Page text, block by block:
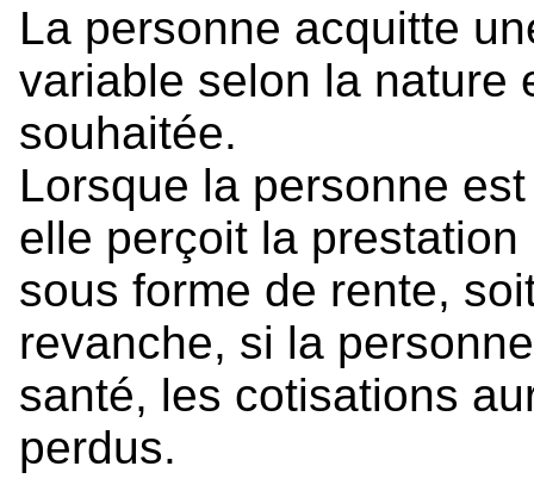
La personne acquitte
variable selon la nature
souhaitée.
Lorsque la personne
elle perçoit la
sous forme de rente,
revanche, si la
santé, les cotisations
perdus.